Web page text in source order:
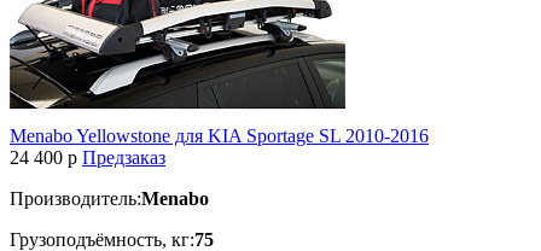
Menabo Yellowstone для KIA Sportage SL 2010-2016
24 400 p Предзаказ
Производитель:Menabo
Грузоподъёмность, кг:75